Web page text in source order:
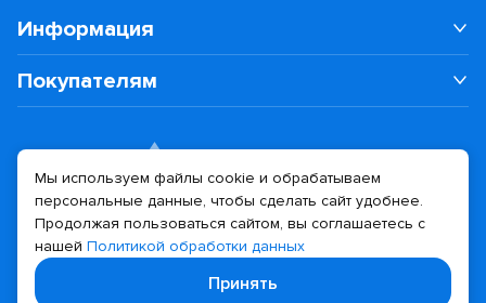
Информация
Покупателям
Политика конфиденциальности
Дизайн сайта Разработка сайта
Мы используем файлы cookie и обрабатываем
персональные данные, чтобы сделать сайт удобнее.
Продолжая пользоваться сайтом, вы соглашаетесь с
нашей Политикой обработки данных
Принять